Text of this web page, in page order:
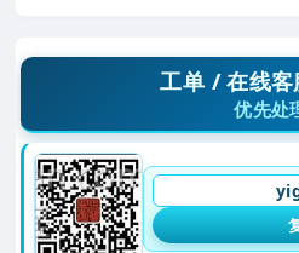
工单 / 在线
优先处